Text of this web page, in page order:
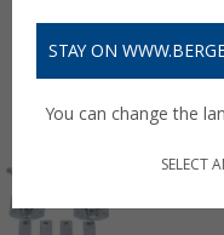
STAY ON
You can change the
SELECT